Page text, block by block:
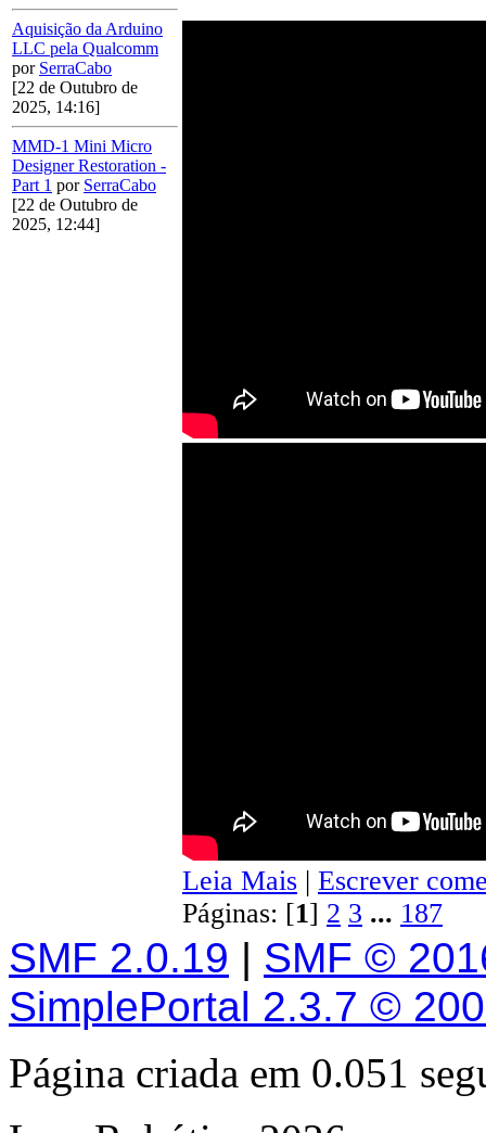
Aquisição da Arduino
LLC pela Qualcomm
por SerraCabo
[22 de Outubro de
2025, 14:16]
MMD-1 Mini Micro
Designer Restoration -
Part 1 por SerraCabo
[22 de Outubro de
2025, 12:44]
Leia Mais | Escrever
Páginas: [1] 2 3 ... 187
SMF 2.0.19 | SMF ©
SimplePortal 2.3.7 ©
Página criada em 0.051